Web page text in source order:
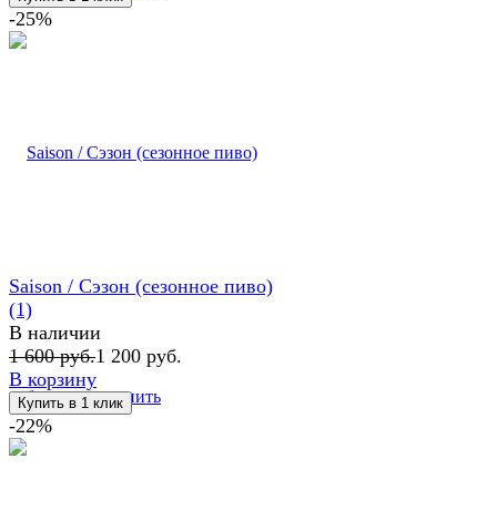
-25%
избранное сравнить
Saison / Сэзон (сезонное пиво)
(1)
В наличии
1 600 руб.1 200 руб.
В корзину
-22%